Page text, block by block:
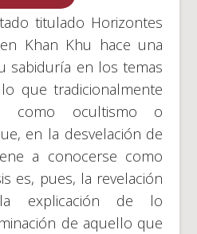
titulado Horizontes
Khan Khu hace una
sabiduría en los temas
que tradicionalmente
como ocultismo o
en la desvelación de
a conocerse como
es, pues, la revelación
explicación de lo
de aquello que